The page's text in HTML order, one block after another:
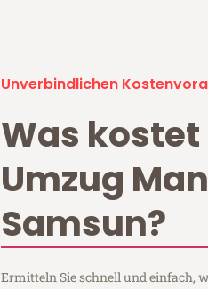
Unverbindlichen
Was kostet
Umzug
Samsun?
Ermitteln Sie schnell und einfach,